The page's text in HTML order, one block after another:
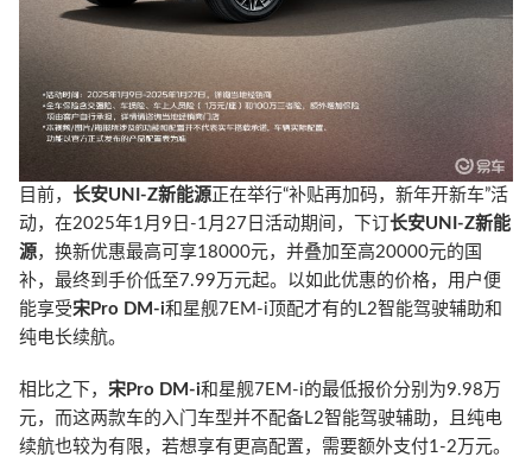
目前，长安UNI-Z新能源正在举行“补贴再加码，新年开新车”活
动，在2025年1月9日-1月27日活动期间，下订长安UNI-Z新能
源，换新优惠最高可享18000元，并叠加至高20000元的国
补，最终到手价低至7.99万元起。以如此优惠的价格，用户便
能享受宋Pro DM-i和星舰7EM-i顶配才有的L2智能驾驶辅助和
纯电长续航。
相比之下， 宋Pro DM-i和星舰7EM-i的最低报价分别为9.98万
元，而这两款车的入门车型并不配备L2智能驾驶辅助，且纯电
续航也较为有限，若想享有更高配置，需要额外支付1-2万元。